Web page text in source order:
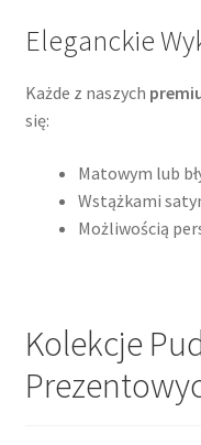
Eleganckie
Każde z naszych
się:
Matowym lub
Wstążkami
Możliwością
Kolekcje